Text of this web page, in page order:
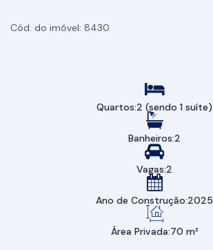
8430
Quartos:2 (sendo 1 suíte)
Banheiros:2
Vagas:2
Ano de Construção:2025
Área Privada:70 m²